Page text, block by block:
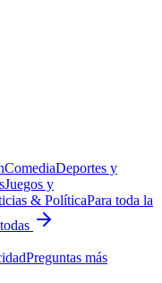
ComediaDeportes y
Juegos y
& PolíticaPara toda la
Preguntas más